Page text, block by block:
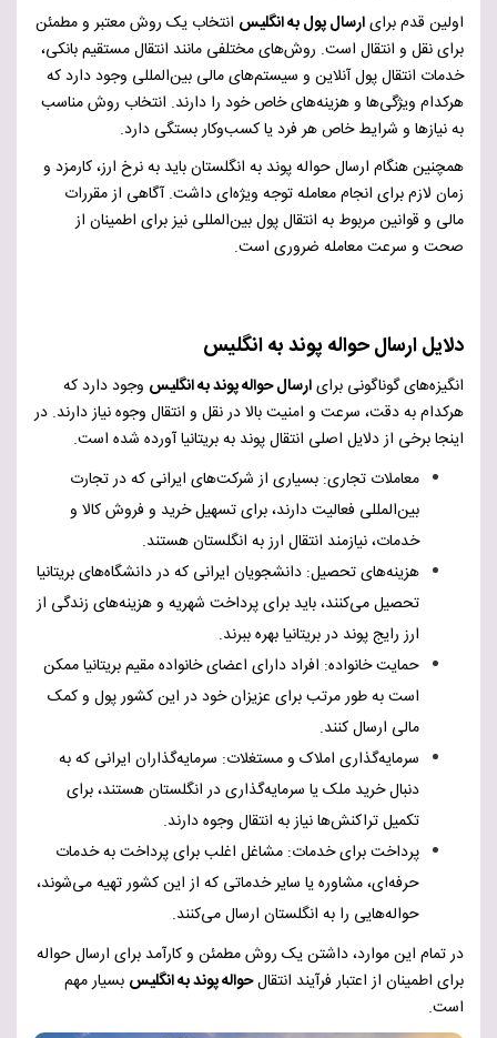
اولین قدم برایارسال پول به انگلیس انتخاب یک روش معتبر و مطمئن
برای نقل و انتقال است. روش‌های مختلفی مانند انتقال مستقیم بانکی،
خدمات انتقال پول آنلاین و سیستم‌های مالی بین‌المللی وجود دارد که
هرکدام ویژگی‌ها و هزینه‌های خاص خود را دارند. انتخاب روش مناسب
به نیازها و شرایط خاص هر فرد یا کسب‌وکار بستگی دارد.
همچنین هنگام ارسال حواله پوند به انگلستان باید به نرخ ارز، کارمزد و
زمان لازم برای انجام معامله توجه ویژه‌ای داشت. آگاهی از مقررات
مالی و قوانین مربوط به انتقال پول بین‌المللی نیز برای اطمینان از
صحت و سرعت معامله ضروری است.
دلایل ارسال حواله پوند به انگلیس
انگیزه‌های گوناگونی برایارسال حواله پوند به انگلیس وجود دارد که
هرکدام به دقت، سرعت و امنیت بالا در نقل و انتقال وجوه نیاز دارند. در
اینجا برخی از دلایل اصلی انتقال پوند به بریتانیا آورده شده است.
معاملات تجاری: بسیاری از شرکت‌های ایرانی که در تجارت
بین‌المللی فعالیت دارند، برای تسهیل خرید و فروش کالا و
خدمات، نیازمند انتقال ارز به انگلستان هستند.
هزینه‌های تحصیل: دانشجویان ایرانی که در دانشگاه‌های بریتانیا
تحصیل می‌کنند، باید برای پرداخت شهریه و هزینه‌های زندگی از
ارز رایج پوند در بریتانیا بهره ببرند.
حمایت خانواده: افراد دارای اعضای خانواده مقیم بریتانیا ممکن
است به طور مرتب برای عزیزان خود در این کشور پول و کمک
مالی ارسال کنند.
سرمایه‌گذاری املاک و مستغلات: سرمایه‌گذاران ایرانی که به
دنبال خرید ملک یا سرمایه‌گذاری در انگلستان هستند، برای
تکمیل تراکنش‌ها نیاز به انتقال وجوه دارند.
پرداخت برای خدمات: مشاغل اغلب برای پرداخت به خدمات
حرفه‌ای، مشاوره یا سایر خدماتی که از این کشور تهیه می‌شوند،
حواله‌هایی را به انگلستان ارسال می‌کنند.
در تمام این موارد، داشتن یک روش مطمئن و کارآمد برای ارسال حواله
برای اطمینان از اعتبار فرآیند انتقالحواله پوند به انگلیس بسیار مهم
است.